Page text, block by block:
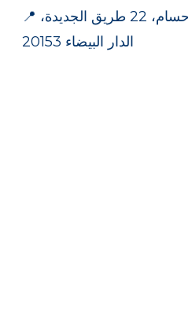
📍 الطابق الثاني، فضاء حسام، 22 طريق الجديدة،
الدار البيضاء 20153